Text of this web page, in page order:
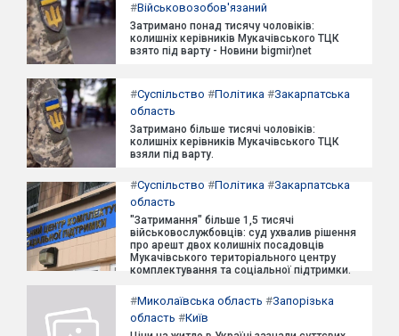
#Військовозобов'язаний
Затримано понад тисячу чоловіків:
колишніх керівників Мукачівського ТЦК
взято під варту - Новини bigmir)net
#Суспільство #Політика #Закарпатська
область
Затримано більше тисячі чоловіків:
колишніх керівників Мукачівського ТЦК
взяли під варту.
#Суспільство #Політика #Закарпатська
область
"Затримання" більше 1,5 тисячі
військовослужбовців: суд ухвалив рішення
про арешт двох колишніх посадовців
Мукачівського територіального центру
комплектування та соціальної підтримки.
#Миколаївська область #Запорізька
область #Київ